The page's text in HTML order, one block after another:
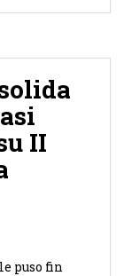
II
puso fin